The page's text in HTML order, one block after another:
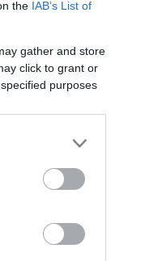
the IAB’s List of
gather and store
click to grant or
purposes
Kármán
pedig
éppen 145
szerepet
Sok
az elmúlt